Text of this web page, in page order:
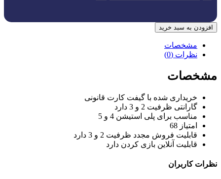
افزودن به سبد خرید
مشخصات
نظرات (0)
مشخصات
خریداری شده با گیفت کارت قانونی
گارانتی ظرفیت 2 و 3 دارد
مناسب برای پلی استیشن 4 و 5
امتیاز 68
قابلیت فروش مجدد ظرفیت 2 و 3 دارد
قابلیت آنلاین بازی کردن دارد
نظراتکاربران